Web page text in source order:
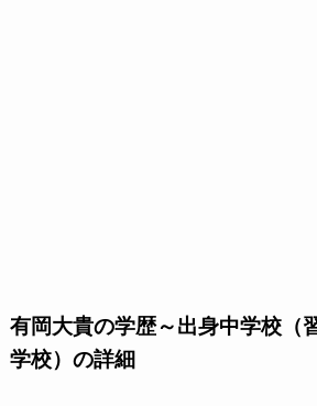
有岡大貴の学歴～出身中学校（
学校）の詳細